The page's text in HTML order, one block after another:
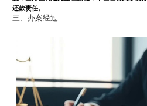
还款责任。
三、办案经过